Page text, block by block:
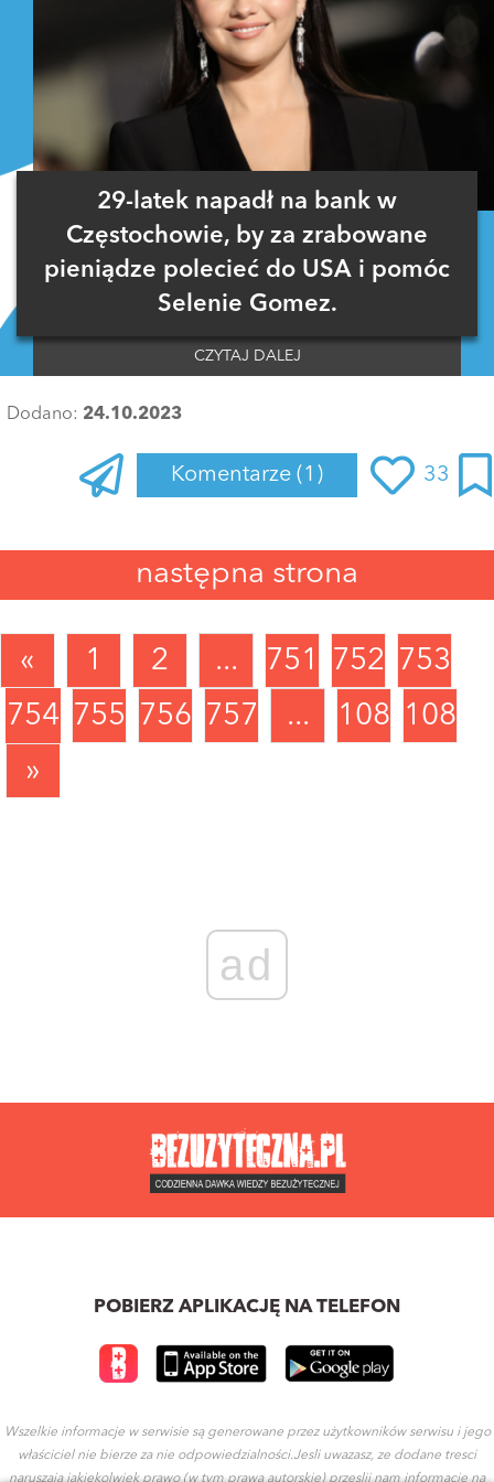
29-latek napadł na bank w
Częstochowie, by za zrabowane
pieniądze polecieć do USA i pomóc
Selenie Gomez.
CZYTAJ DALEJ
Dodano: 24.10.2023
Komentarze (1) 33
ZofiaQ 24 października 2023 o 11:03
ODPOWIEDZ
0 GŁOSÓW
następna strona
« 1 2 ... 751 752
753
754
755 756 757 ... 10881089
»
ad
POBIERZ APLIKACJĘ NA TELEFON
Wszelkie informacje w serwisie są generowane przez użytkowników serwisu i jego
właściciel nie bierze za nie odpowiedzialności.Jesli uwazasz, ze dodane tresci
naruszaja jakiekolwiek prawo (w tym prawa autorskie) przeslij nam informacje na